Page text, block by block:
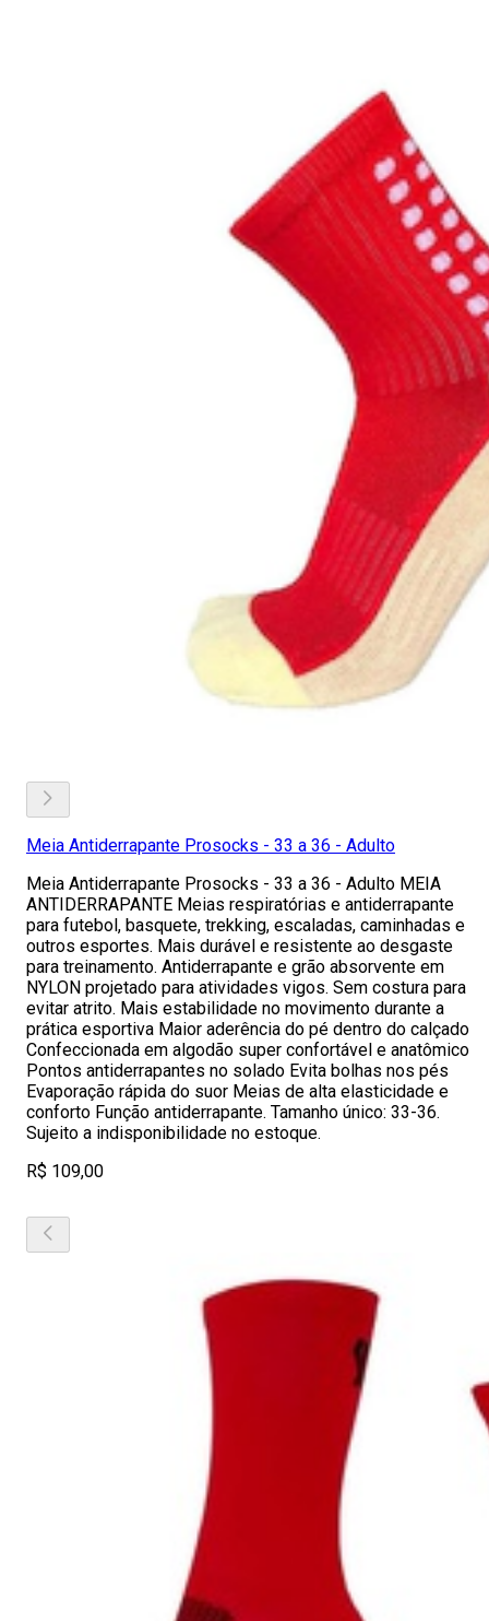
Meia Antiderrapante Prosocks - 33 a 36 - Adulto
Meia Antiderrapante Prosocks - 33 a 36 - Adulto MEIA
ANTIDERRAPANTE Meias respiratórias e antiderrapante
para futebol, basquete, trekking, escaladas, caminhadas e
outros esportes. Mais durável e resistente ao desgaste
para treinamento. Antiderrapante e grão absorvente em
NYLON projetado para atividades vigos. Sem costura para
evitar atrito. Mais estabilidade no movimento durante a
prática esportiva Maior aderência do pé dentro do calçado
Confeccionada em algodão super confortável e anatômico
Pontos antiderrapantes no solado Evita bolhas nos pés
Evaporação rápida do suor Meias de alta elasticidade e
conforto Função antiderrapante. Tamanho único: 33-36.
Sujeito a indisponibilidade no estoque.
R$ 109,00